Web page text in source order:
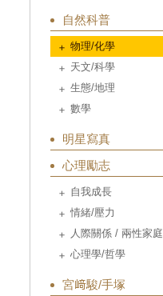
自然科普
物理/化學
天文/科學
生態/地理
數學
明星寫真
心理勵志
自我成長
情緒/壓力
人際關係 / 兩性家庭
心理學/哲學
宮﨑駿/手塚